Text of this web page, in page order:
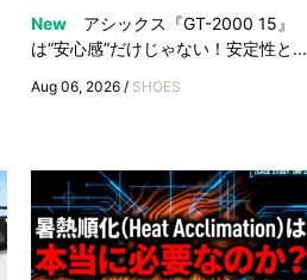
New
アシックス『GT-2000 15』
は“安心感”だけじゃない！安定性と...
Aug 06, 2026 / SHOES